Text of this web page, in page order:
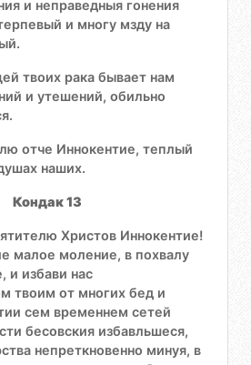
и неправедныя гонения
и многу мзду на
твоих рака бывает нам
и утешений, обильно
отче Иннокентие, теплый
наших.
Кондак 13
Христов Иннокентие!
малое моление, в похвалу
и избави нас
твоим от многих бед и
сем временнем сетей
бесовския избавльшеся,
непреткновенно минуя, в